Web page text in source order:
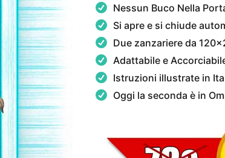
Nessun Buco Nella
Si apre e si chiude
Due zanzariere da
Adattabile e
Istruzioni illustrate in
Oggi la seconda è in